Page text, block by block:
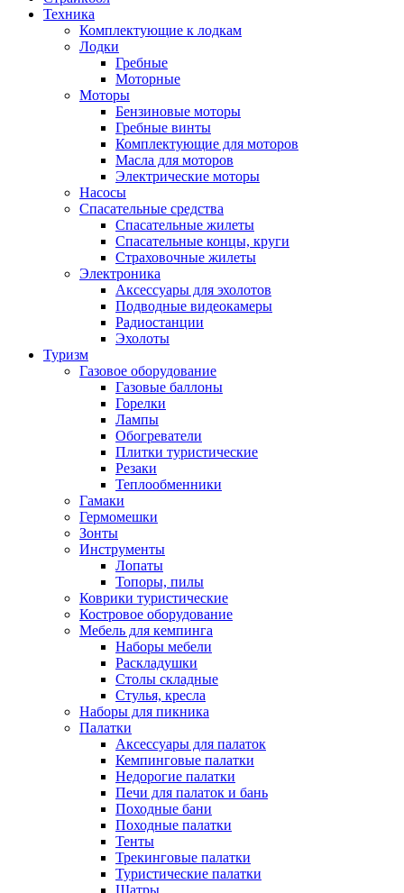
Техника
Комплектующие к лодкам
Лодки
Гребные
Моторные
Моторы
Бензиновые моторы
Гребные винты
Комплектующие для моторов
Масла для моторов
Электрические моторы
Насосы
Спасательные средства
Спасательные жилеты
Спасательные концы, круги
Страховочные жилеты
Электроника
Аксессуары для эхолотов
Подводные видеокамеры
Радиостанции
Эхолоты
Туризм
Газовое оборудование
Газовые баллоны
Горелки
Лампы
Обогреватели
Плитки туристические
Резаки
Теплообменники
Гамаки
Гермомешки
Зонты
Инструменты
Лопаты
Топоры, пилы
Коврики туристические
Костровое оборудование
Мебель для кемпинга
Наборы мебели
Раскладушки
Столы складные
Стулья, кресла
Наборы для пикника
Палатки
Аксессуары для палаток
Кемпинговые палатки
Недорогие палатки
Печи для палаток и бань
Походные бани
Походные палатки
Тенты
Трекинговые палатки
Туристические палатки
Шатры